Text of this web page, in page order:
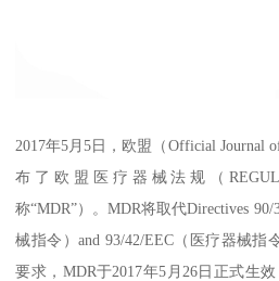
2017年5月5日，欧盟（Official Journal
布了欧盟医疗器械法规（
称“MDR”）。MDR将取代Directives
械指令）and 93/42/EEC（医疗器械指
要求，MDR于2017年5月26日正式生